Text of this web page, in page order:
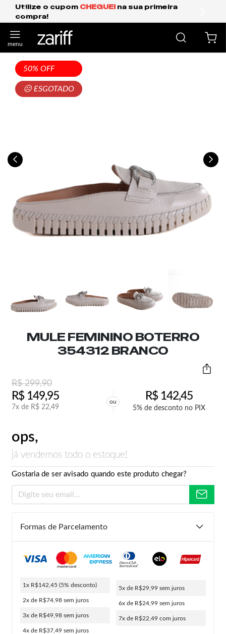
primeira Frete Grátis Expresso para o
anterior
50% OFF
☹ ESGOTADO
MULE FEMININO BOTERRO
354312 BRANCO
R$299,90
R$149,95
7x de R$ 22,49
ou R$142,45
5% de desconto no PIX
ops,
já vendemos todo o estoque!
Gostaria de ser avisado quando este produto chegar?
Formas de Parcelamento
1x R$142,45 (5% desconto)
2x de R$74,98 sem juros
3x de R$49,98 sem juros
4x de R$37,49 sem juros
5x de R$29,99 sem juros
6x de R$24,99 sem juros
7x de R$22,49 com juros